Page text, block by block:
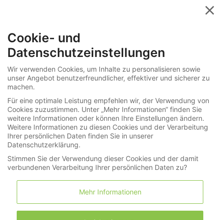
Informationen
Auktion, wie geht das eigentlich?
Durchsuchen Sie 0 Lose in Uhren /
Schmuck
Suche
Cookie- und
Datenschutzeinstellungen
Wir verwenden Cookies, um Inhalte zu personalisieren sowie
unser Angebot benutzerfreundlicher, effektiver und sicherer zu
machen.
Für eine optimale Leistung empfehlen wir, der Verwendung von
Cookies zuzustimmen. Unter „Mehr Informationen“ finden Sie
weitere Informationen oder können Ihre Einstellungen ändern.
Weitere Informationen zu diesen Cookies und der Verarbeitung
Ihrer persönlichen Daten finden Sie in unserer
Datenschutzerklärung.
Stimmen Sie der Verwendung dieser Cookies und der damit
verbundenen Verarbeitung Ihrer persönlichen Daten zu?
Mehr Informationen